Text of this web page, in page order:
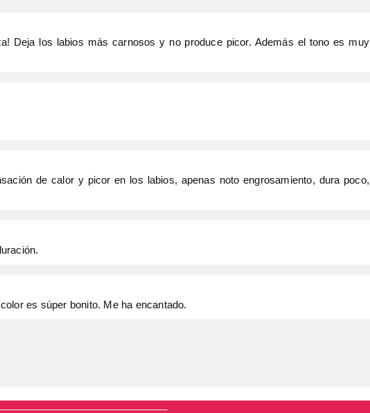
Deja los labios más carnosos y no produce picor. Además el tono es muy
de calor y picor en los labios, apenas noto engrosamiento, dura poco,
es súper bonito. Me ha encantado.